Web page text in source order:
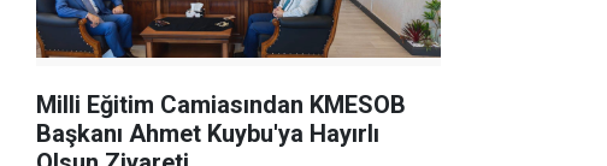
Milli Eğitim Camiasından KMESOB
Başkanı Ahmet Kuybu'ya Hayırlı